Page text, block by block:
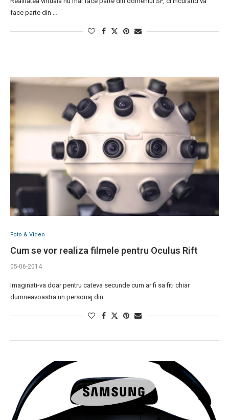
face parte din …
Foto & Video
Cum se vor realiza filmele pentru Oculus Rift
05-06-2014
Imaginati-va doar pentru cateva secunde cum ar fi sa fiti chiar
dumneavoastra un personaj din …